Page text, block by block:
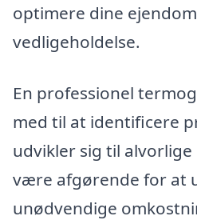
optimere dine
vedligeholdelse.
En professionel
med til at identificere
udvikler sig til alvorlige
være afgørende for at
unødvendige